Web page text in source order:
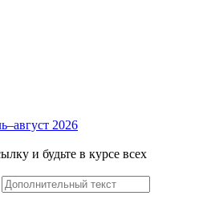
2026
и будьте в курсе всех